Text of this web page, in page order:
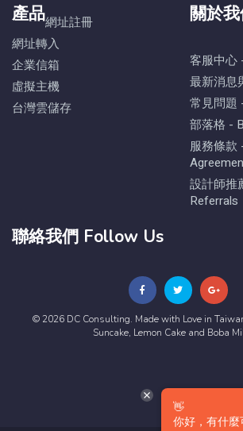
產品網址註冊
網址轉入
企業信箱
虛擬主機
台灣雲儲存
關於
客服中心
最新消息
常見問題
部落格 -
服務條款
設計師推
Referrals
聯絡我們 Follow Us
© 2026 DC Consulting. Made with Love in
Suncake, Lemon Cake and Boba
👋
你好，有什麼